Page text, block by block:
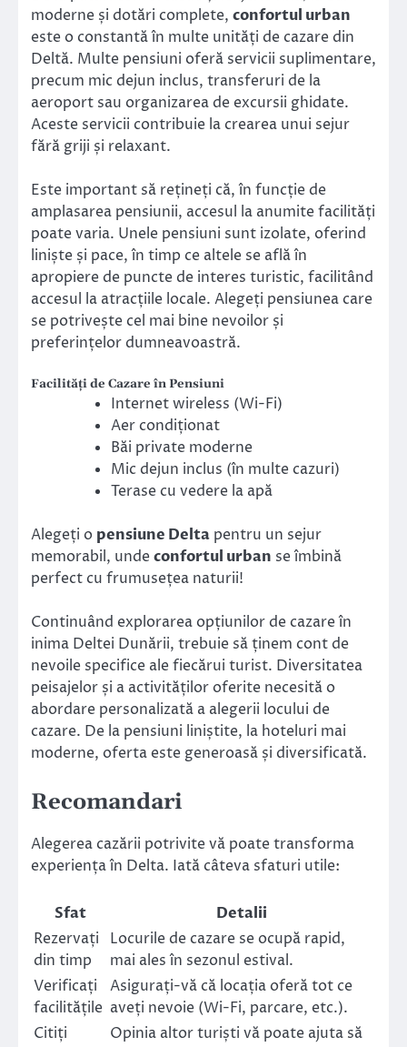
moderne și dotări complete, confortul urban
este o constantă în multe unități de cazare din
Deltă. Multe pensiuni oferă servicii suplimentare,
precum mic dejun inclus, transferuri de la
aeroport sau organizarea de excursii ghidate.
Aceste servicii contribuie la crearea unui sejur
fără griji și relaxant.
Este important să rețineți că, în funcție de
amplasarea pensiunii, accesul la anumite facilități
poate varia. Unele pensiuni sunt izolate, oferind
liniște și pace, în timp ce altele se află în
apropiere de puncte de interes turistic, facilitând
accesul la atracțiile locale. Alegeți pensiunea care
se potrivește cel mai bine nevoilor și
preferințelor dumneavoastră.
Facilități de Cazare în Pensiuni
Internet wireless (Wi-Fi)
Aer condiționat
Băi private moderne
Mic dejun inclus (în multe cazuri)
Terase cu vedere la apă
Alegeți o pensiune Delta pentru un sejur
memorabil, undeconfortul urban se îmbină
perfect cu frumusețea naturii!
Continuând explorarea opțiunilor de cazare în
inima Deltei Dunării, trebuie să ținem cont de
nevoile specifice ale fiecărui turist. Diversitatea
peisajelor și a activităților oferite necesită o
abordare personalizată a alegerii locului de
cazare. De la pensiuni liniștite, la hoteluri mai
moderne, oferta este generoasă și diversificată.
Recomandari
Alegerea cazării potrivite vă poate transforma
experiența în Delta. Iată câteva sfaturi utile:
Sfat
Detalii
Rezervați
din timp
Locurile de cazare se ocupă rapid,
mai ales în sezonul estival.
Verificați
facilitățile
Asigurați-vă că locația oferă tot ce
aveți nevoie (Wi-Fi, parcare, etc.).
Citiți
Opinia altor turiști vă poate ajuta să